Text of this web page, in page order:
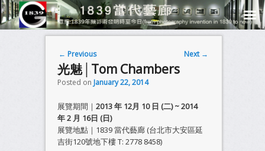
Post navigation
← Previous Next →
光魅│Tom Chambers
Posted on January 22, 2014
展覽期間｜ 2013 年 12月 10 日 (二) ~ 2014
年 2 月 16日 (日)
展覽地點｜1839 當代藝廊 (台北市大安區延
吉街120號地下樓 T: 2778 8458)